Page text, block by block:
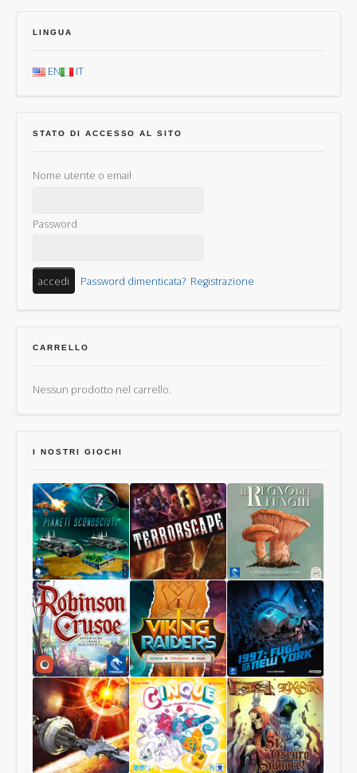
LINGUA
EN IT
STATO DI ACCESSO AL SITO
Nome utente o email
Password
Password dimenticata? Registrazione
CARRELLO
Nessun prodotto nel carrello.
I NOSTRI GIOCHI
Pianeti
Sconosciuti
Terrorscape
Il
Regno
dei
Funghi
Robinson
Crusoe
Collector
Edition
Viking
Raiders
1997:
Fuga
da
New
York